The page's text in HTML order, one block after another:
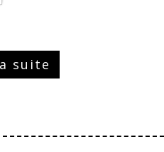
suite